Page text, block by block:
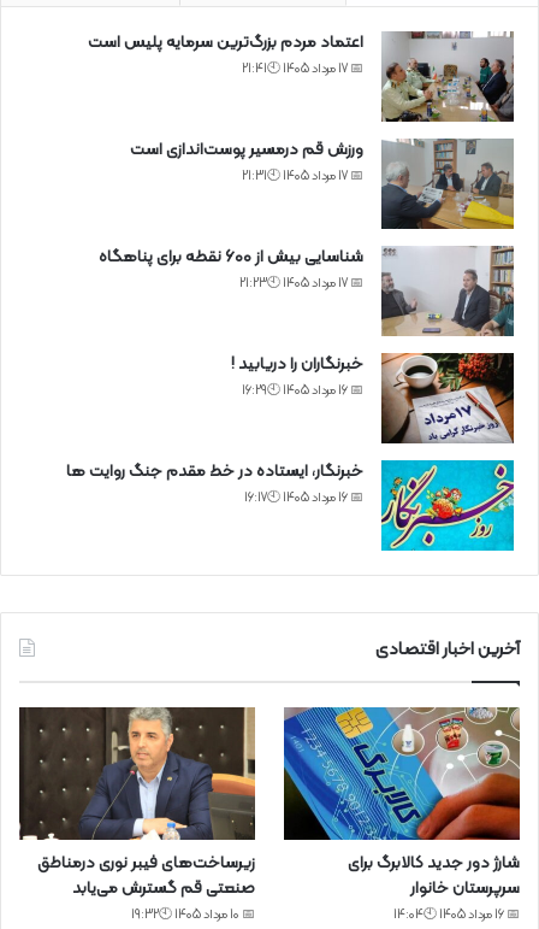
اعتماد مردم بزرگ‌ترین سرمایه پلیس است
📅 17 مرداد 1405 🕙21:41
ورزش قم درمسیر پوست‌اندازی است
📅 17 مرداد 1405 🕙21:31
شناسایی بیش از ۶۰۰ نقطه برای پناهگاه
📅 17 مرداد 1405 🕙21:23
خبرنگاران را دریابید !
📅 16 مرداد 1405 🕙16:29
خبرنگار، ایستاده در خط مقدم جنگ روایت ها
📅 16 مرداد 1405 🕙16:17
آخرین اخبار اقتصادی
شارژ دور جدید کالابرگ برای
سرپرستان خانوار
📅 16 مرداد 1405 🕙14:04
زیرساخت‌های فیبر نوری درمناطق
صنعتی قم گسترش می‌یابد
📅 10 مرداد 1405 🕙19:32